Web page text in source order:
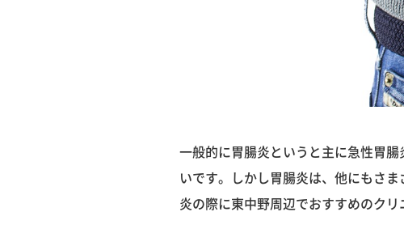
一般的に胃腸炎というと主に急性胃
いです。しかし胃腸炎は、他にもさ
炎の際に東中野周辺でおすすめのクリ